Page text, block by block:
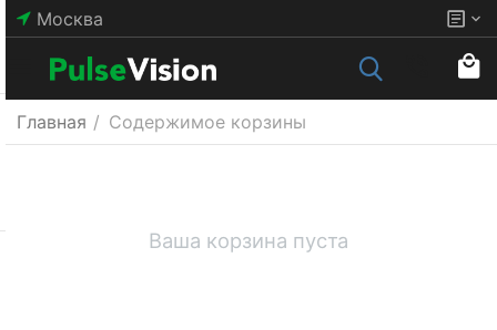
Москва
Главная / Содержимое корзины
Ваша корзина пуста